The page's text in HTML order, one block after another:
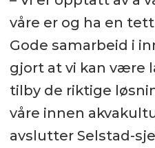
våre er og ha en
Gode samarbeid i
gjort at vi kan være
tilby de riktige
våre innen
avslutter Selstad-